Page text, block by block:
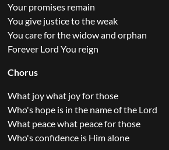
Your promises remain
You give justice to the weak
You care for the widow and orphan
Forever Lord You reign
Chorus
What joy what joy for those
Who's hope is in the name of the Lord
What peace what peace for those
Who's confidence is Him alone